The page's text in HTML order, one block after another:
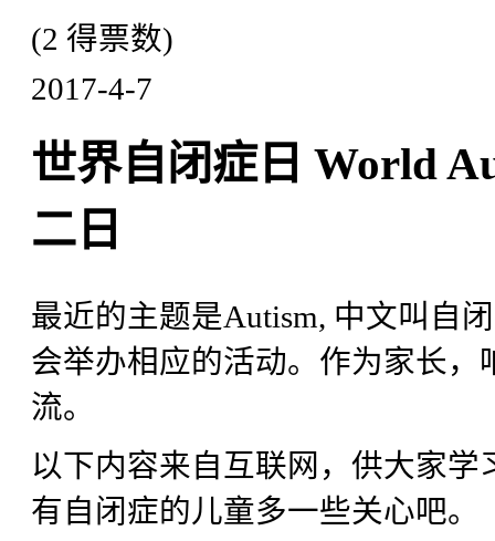
(2 得票数)
2017-4-7
世界自闭症日 World
二日
最近的主题是Autism, 中文叫自
会举办相应的活动。作为家长
流。
以下内容来自互联网，供大家
有自闭症的儿童多一些关心吧。